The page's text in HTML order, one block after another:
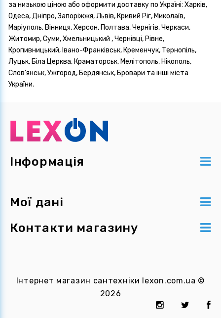
за низькою ціною або оформити доставку по Україні: Харків,
Одеса, Дніпро, Запоріжжя, Львів, Кривий Ріг, Миколаїв,
Маріуполь, Вінниця, Херсон, Полтава, Чернігів, Черкаси,
Житомир, Суми, Хмельницький , Чернівці, Рівне,
Кропивницький, Івано-Франківськ, Кременчук, Тернопіль,
Луцьк, Біла Церква, Краматорськ, Мелітополь, Нікополь,
Слов'янськ, Ужгород, Бердянськ, Бровари та інші міста
України.
Інформація
Мої дані
Контакти магазину
Інтернет магазин сантехніки lexon.com.ua ©
2026